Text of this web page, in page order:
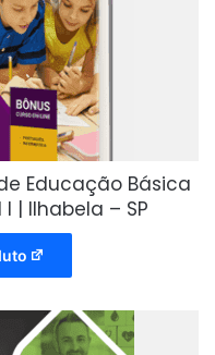
Educação Básica
| Ilhabela – SP